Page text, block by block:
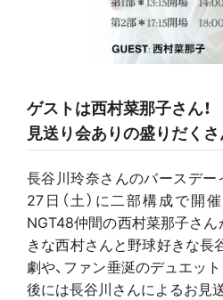
ゲストは西村菜那子さん！
見送り会ありの盛りだくさ
長谷川玲奈さんのバースデ
27日（土）に二部構成で開
NGT48仲間の西村菜那子さ
きな西村さんと野球好きな長
劇や、ファン垂涎のデュエッ
後には長谷川さんによるお見